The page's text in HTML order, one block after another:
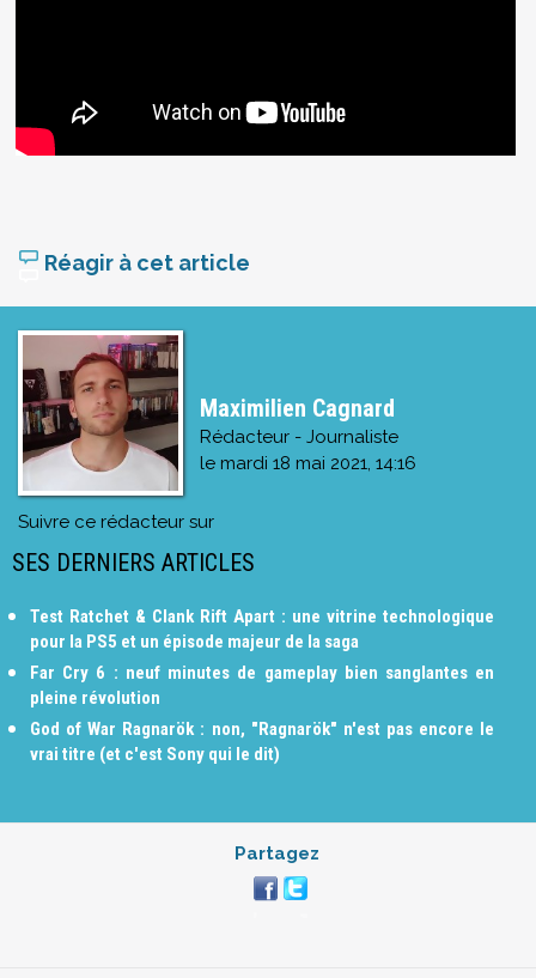
Réagir à cet article
Maximilien Cagnard
Rédacteur - Journaliste
le mardi 18 mai 2021, 14:16
Suivre ce rédacteur sur
SES DERNIERS ARTICLES
Test Ratchet & Clank Rift Apart : une vitrine technologique
pour la PS5 et un épisode majeur de la saga
Far Cry 6 : neuf minutes de gameplay bien sanglantes en
pleine révolution
God of War Ragnarök : non, "Ragnarök" n'est pas encore le
vrai titre (et c'est Sony qui le dit)
Partagez